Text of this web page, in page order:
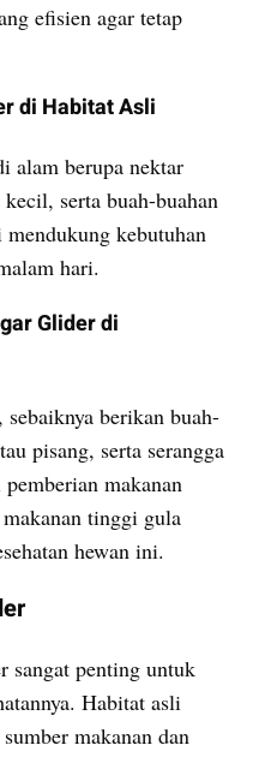
efisien agar tetap
di Habitat Asli
alam berupa nektar
serta buah-buahan
kebutuhan
hari.
Glider di
berikan buah-
pisang, serta serangga
makanan
tinggi gula
hewan ini.
sangat penting untuk
Habitat asli
makanan dan